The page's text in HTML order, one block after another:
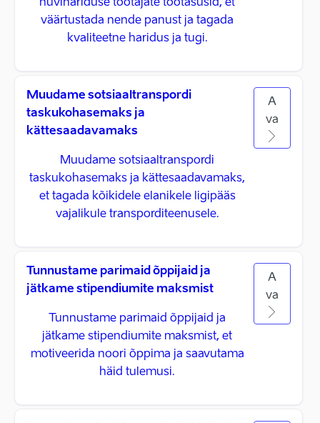
huvihariduse töötajate töötasusid, et
väärtustada nende panust ja tagada
kvaliteetne haridus ja tugi.
Muudame sotsiaaltranspordi
taskukohasemaks ja
kättesaadavamaks
Muudame sotsiaaltranspordi
taskukohasemaks ja kättesaadavamaks,
et tagada kõikidele elanikele ligipääs
vajalikule transporditeenusele.
A
va
Tunnustame parimaid õppijaid ja
jätkame stipendiumite maksmist
Tunnustame parimaid õppijaid ja
jätkame stipendiumite maksmist, et
motiveerida noori õppima ja saavutama
häid tulemusi.
A
va